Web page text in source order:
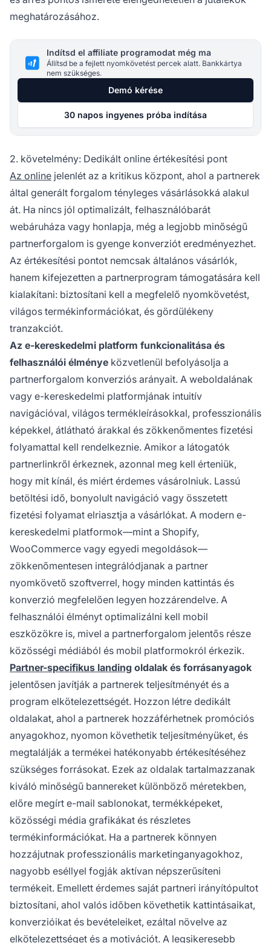
meghatározásához.
Indítsd el affiliate programodat még ma
Állítsd be a fejlett nyomkövetést percek alatt. Bankkártya
nem szükséges.
Demó kérése
30 napos ingyenes próba indítása
2. követelmény: Dedikált online értékesítési pont
Az online jelenlét az a kritikus központ, ahol a partnerek
által generált forgalom tényleges vásárlásokká alakul
át. Ha nincs jól optimalizált, felhasználóbarát
webáruháza vagy honlapja, még a legjobb minőségű
partnerforgalom is gyenge konverziót eredményezhet.
Az értékesítési pontot nemcsak általános vásárlók,
hanem kifejezetten a partnerprogram támogatására kell
kialakítani: biztosítani kell a megfelelő nyomkövetést,
világos termékinformációkat, és gördülékeny
tranzakciót.
Az e-kereskedelmi platform funkcionalitása és
felhasználói élménye közvetlenül befolyásolja a
partnerforgalom konverziós arányait. A weboldalának
vagy e-kereskedelmi platformjának intuitív
navigációval, világos termékleírásokkal, professzionális
képekkel, átlátható árakkal és zökkenőmentes fizetési
folyamattal kell rendelkeznie. Amikor a látogatók
partnerlinkről érkeznek, azonnal meg kell érteniük,
hogy mit kínál, és miért érdemes vásárolniuk. Lassú
betöltési idő, bonyolult navigáció vagy összetett
fizetési folyamat elriasztja a vásárlókat. A modern e-
kereskedelmi platformok—mint a Shopify,
WooCommerce vagy egyedi megoldások—
zökkenőmentesen integrálódjanak a partner
nyomkövető szoftverrel, hogy minden kattintás és
konverzió megfelelően legyen hozzárendelve. A
felhasználói élményt optimalizálni kell mobil
eszközökre is, mivel a partnerforgalom jelentős része
közösségi médiából és mobil platformokról érkezik.
Partner-specifikus landing oldalak és forrásanyagok
jelentősen javítják a partnerek teljesítményét és a
program elkötelezettségét. Hozzon létre dedikált
oldalakat, ahol a partnerek hozzáférhetnek promóciós
anyagokhoz, nyomon követhetik teljesítményüket, és
megtalálják a termékei hatékonyabb értékesítéséhez
szükséges forrásokat. Ezek az oldalak tartalmazzanak
kiváló minőségű bannereket különböző méretekben,
előre megírt e-mail sablonokat, termékképeket,
közösségi média grafikákat és részletes
termékinformációkat. Ha a partnerek könnyen
hozzájutnak professzionális marketinganyagokhoz,
nagyobb eséllyel fogják aktívan népszerűsíteni
termékeit. Emellett érdemes saját partneri irányítópultot
biztosítani, ahol valós időben követhetik kattintásaikat,
konverzióikat és bevételeiket, ezáltal növelve az
elkötelezettséget és a motivációt. A legsikeresebb